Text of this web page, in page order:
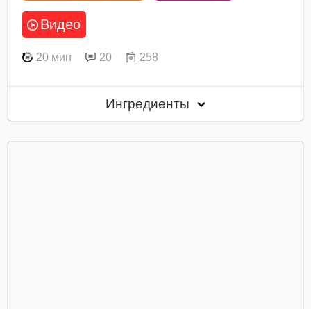
Видео
20 мин 20 258
Ингредиенты